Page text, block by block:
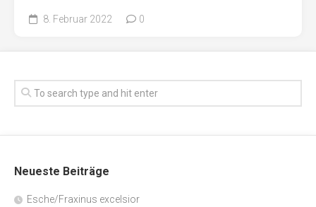
8. Februar 2022 0
Neueste Beiträge
Esche/Fraxinus excelsior